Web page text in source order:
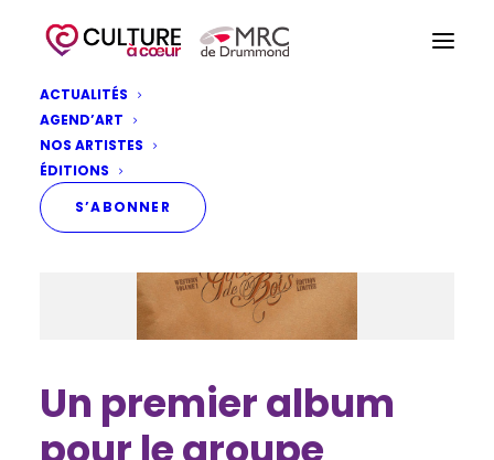
ACTUALITÉS
AGEND’ART
NOS ARTISTES
ÉDITIONS
S’ABONNER
Un premier album